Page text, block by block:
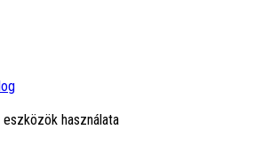
használata